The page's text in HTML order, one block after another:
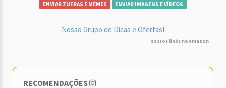
ENVIAR ZUERAS E MEMES ENVIAR IMAGENS E VÍDEOS
Nosso Grupo de Dicas e Ofertas!
nossos links na Amazon
RECOMENDAÇÕES